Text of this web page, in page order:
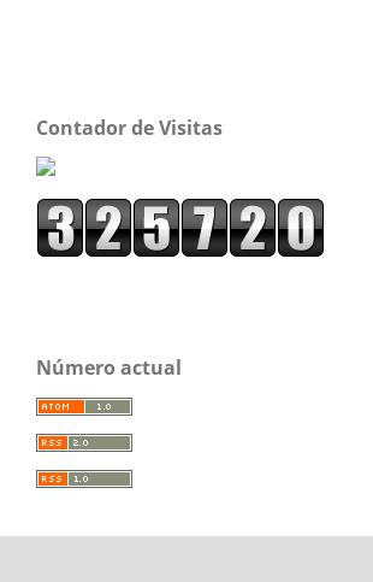
Contador de Visitas
Número actual